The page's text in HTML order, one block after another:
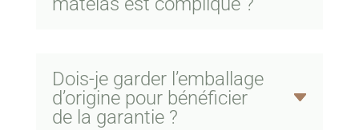
Dois-je garder l’emballage
d’origine pour bénéficier
de la garantie ?